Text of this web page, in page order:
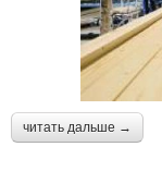
читать дальше →